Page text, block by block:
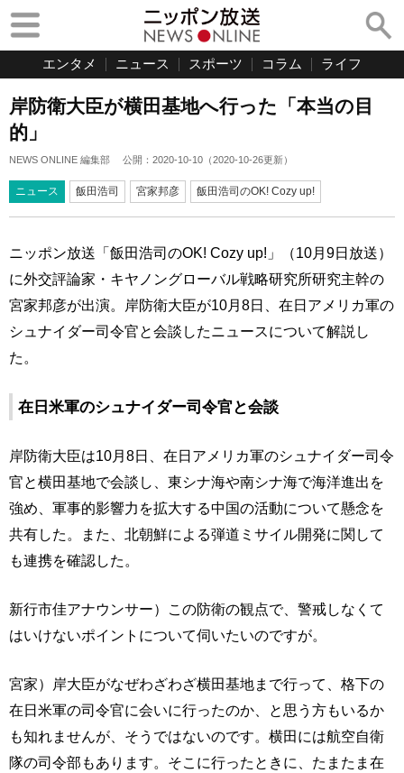
エンタメ ニュース スポーツ コラム ライフ
岸防衛大臣が横田基地へ行った「本当の目
的」
NEWS ONLINE 編集部 公開： 2020-10-10 （2020-10-26更新）
ニュース 飯田浩司 宮家邦彦 飯田浩司のOK! Cozy up!
ニッポン放送「飯田浩司のOK! Cozy up!」（10月9日放送）
に外交評論家・キヤノングローバル戦略研究所研究主幹の
宮家邦彦が出演。岸防衛大臣が10月8日、在日アメリカ軍の
シュナイダー司令官と会談したニュースについて解説し
た。
在日米軍のシュナイダー司令官と会談
岸防衛大臣は10月8日、在日アメリカ軍のシュナイダー司令
官と横田基地で会談し、東シナ海や南シナ海で海洋進出を
強め、軍事的影響力を拡大する中国の活動について懸念を
共有した。また、北朝鮮による弾道ミサイル開発に関して
も連携を確認した。
新行市佳アナウンサー）この防衛の観点で、警戒しなくて
はいけないポイントについて伺いたいのですが。
宮家）岸大臣がなぜわざわざ横田基地まで行って、格下の
在日米軍の司令官に会いに行ったのか、と思う方もいるか
も知れませんが、そうではないのです。横田には航空自衛
隊の司令部もあります。そこに行ったときに、たまたま在